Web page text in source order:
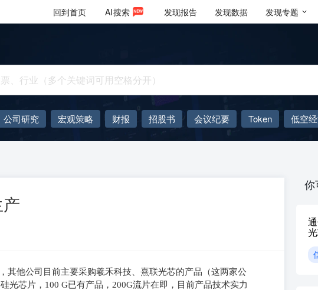
回到首页 AI搜索 发现报告 发现数据 发现专题
公司研究 宏观策略 财报 招股书 会议纪要 Token 低空
AIGC
大模型
其他公司目前主要采购羲禾科技、熹联光芯的产品（这两家公
光芯片，100 G已有产品，200G流片在即，目前产品技术实力
你